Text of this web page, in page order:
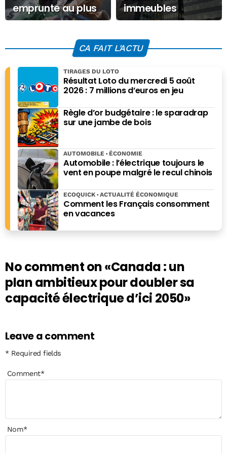
emprunte au plus
haut depuis près
immeubles
collectifs : les
CA FAIT L'ACTU
Résultat Loto du mercredi 5 août
2026 : 7 millions d’euros en jeu
TIRAGES DU LOTO
Règle d’or budgétaire : le sparadrap
sur une jambe de bois
Automobile : l’électrique toujours le
vent en poupe malgré le recul chinois
AUTOMOBILE ÉCONOMIE
Comment les Français consomment
en vacances
ECOQUICK ACTUALITÉ ÉCONOMIQUE
No comment on«Canada : un
plan ambitieux pour doubler sa
capacité électrique d’ici 2050»
Leave a comment
* Required fields
Comment*
Nom*